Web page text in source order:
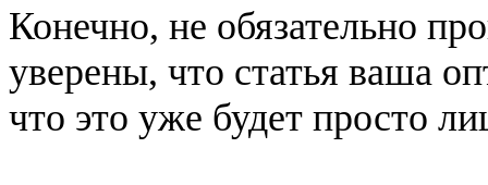
Конечно, не обязательно
уверены, что статья ваша
что это уже будет просто